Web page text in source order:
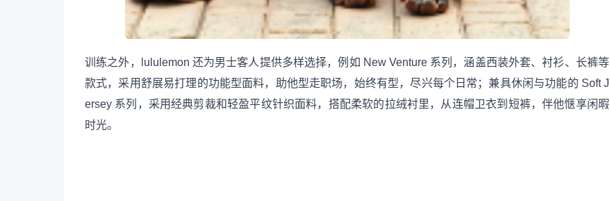
训练之外，lululemon 还为男士客人提供多样选择，例如 New Venture 系列，涵盖西装外套、衬衫、长裤等
款式，采用舒展易打理的功能型面料，助他型走职场，始终有型，尽兴每个日常；兼具休闲与功能的 Soft J
ersey 系列，采用经典剪裁和轻盈平纹针织面料，搭配柔软的拉绒衬里，从连帽卫衣到短裤，伴他惬享闲暇
时光。